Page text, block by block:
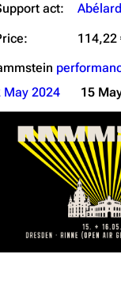
act:
Abélard
114,22
May 2024
15